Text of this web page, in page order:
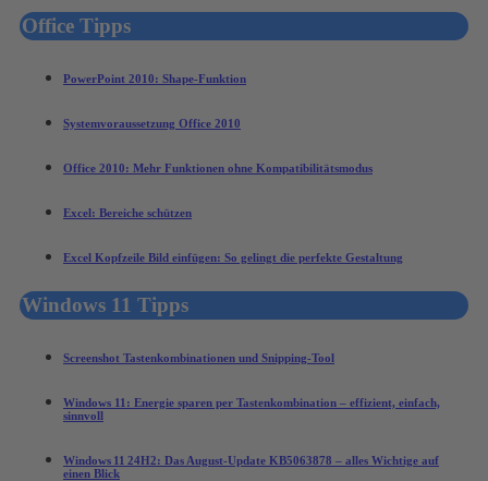
Office Tipps
PowerPoint 2010: Shape-Funktion
Systemvoraussetzung Office 2010
Office 2010: Mehr Funktionen ohne Kompatibilitätsmodus
Excel: Bereiche schützen
Excel Kopfzeile Bild einfügen: So gelingt die perfekte Gestaltung
Windows 11 Tipps
Screenshot Tastenkombinationen und Snipping-Tool
Windows 11: Energie sparen per Tastenkombination – effizient, einfach,
sinnvoll
Windows 11 24H2: Das August‑Update KB5063878 – alles Wichtige auf
einen Blick